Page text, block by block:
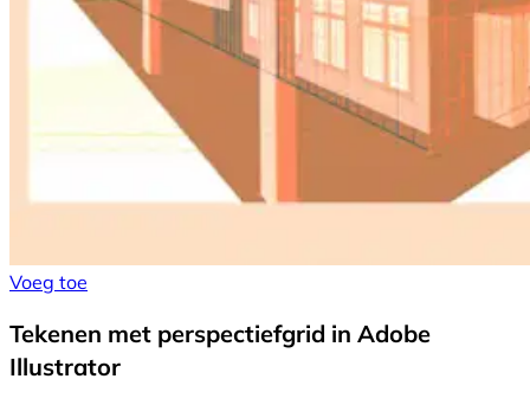
Voeg toe
Tekenen met perspectiefgrid in Adobe
Illustrator